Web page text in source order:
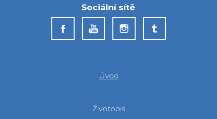
Sociální sítě
Úvod
Životopis